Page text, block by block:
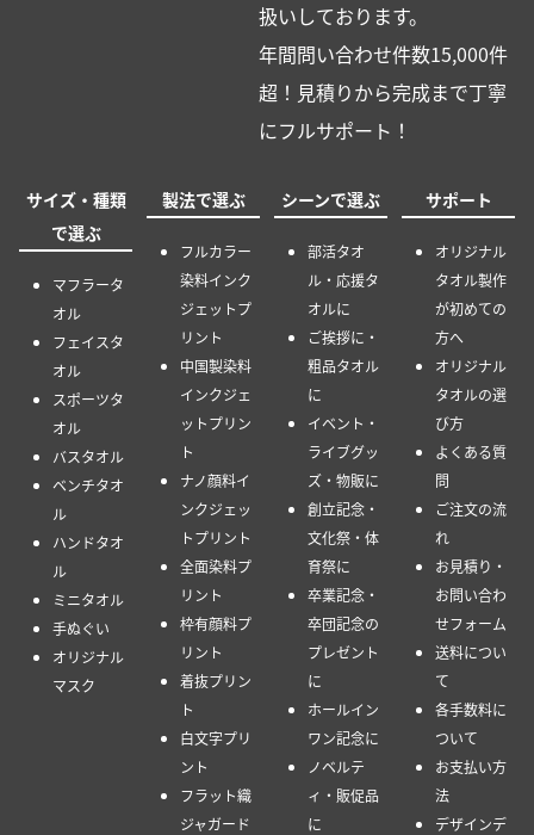
扱いしております。
年間問い合わせ件数15,000件
超！見積りから完成まで丁寧
にフルサポート！
サイズ・種類
で選ぶ
マフラータ
オル
フェイスタ
オル
スポーツタ
オル
バスタオル
ベンチタオ
ル
ハンドタオ
ル
ミニタオル
手ぬぐい
オリジナル
マスク
製法で選ぶ
フルカラー
染料インク
ジェットプ
リント
中国製染料
インクジェ
ットプリン
ト
ナノ顔料イ
ンクジェッ
トプリント
全面染料プ
リント
枠有顔料プ
リント
着抜プリン
ト
白文字プリ
ント
フラット織
ジャガード
シーンで選ぶ
部活タオ
ル・応援タ
オルに
ご挨拶に・
粗品タオル
に
イベント・
ライブグッ
ズ・物販に
創立記念・
文化祭・体
育祭に
卒業記念・
卒団記念の
プレゼント
に
ホールイン
ワン記念に
ノベルテ
ィ・販促品
に
サポート
オリジナル
タオル製作
が初めての
方へ
オリジナル
タオルの選
び方
よくある質
問
ご注文の流
れ
お見積り・
お問い合わ
せフォーム
送料につい
て
各手数料に
ついて
お支払い方
法
デザインデ